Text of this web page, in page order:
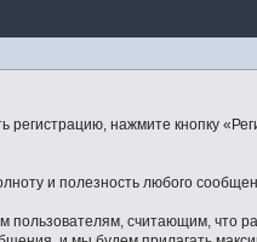
нажмите кнопку
и полезность любого
пользователям, считающим, что